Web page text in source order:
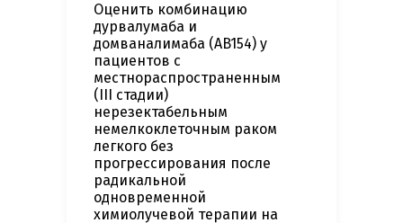
Оценить комбинацию
дурвалумаба и
домваналимаба (AB154) у
пациентов с
местнораспространенным
(III стадии)
нерезектабельным
немелкоклеточным раком
легкого без
прогрессирования после
радикальной
одновременной
химиолучевой терапии на